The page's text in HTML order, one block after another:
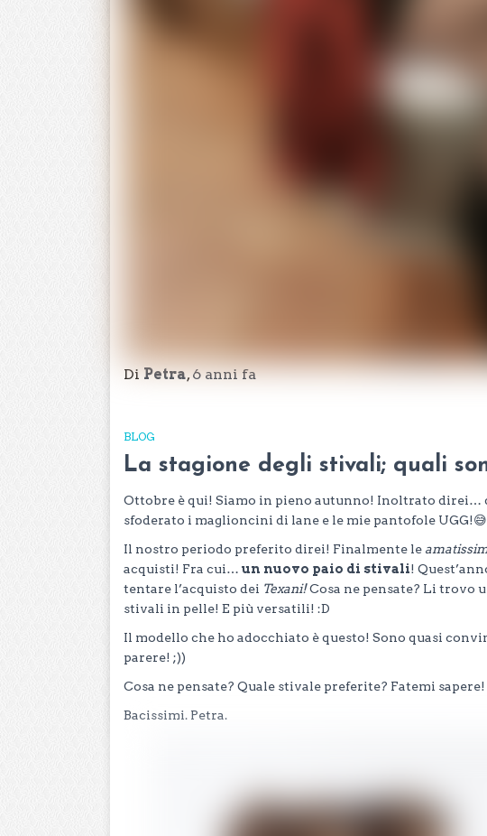
Di Petra, 6 annifa
BLOG
La stagione degli stivali; quali
Ottobre è qui! Siamo in pieno autunno! Inoltrato direi…
sfoderato i maglioncini di lane e le mie pantofole UGG!😅
Il nostro periodo preferito direi! Finalmente le
acquisti! Fra cui… un nuovo paio di stivali!
tentare l’acquisto dei Texani!Cosa ne pensate? Li trovo
stivali in pelle! E più versatili! :D
Il modello che ho adocchiato è questo! Sono quasi
parere! ;))
Cosa ne pensate? Quale stivale preferite? Fatemi sapere!
Bacissimi. Petra.